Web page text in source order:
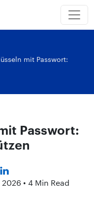
mit Passwort:
Passwort:
• 4 Min Read